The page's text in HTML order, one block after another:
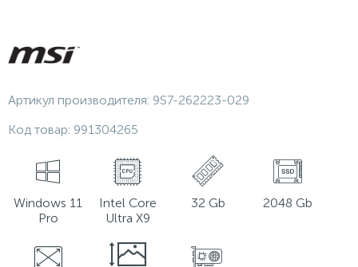
Артикул производителя: 9S7-262223-029
Код товар: 991304265
Windows 11
Pro
Intel Core
Ultra X9
32 Gb 2048 Gb